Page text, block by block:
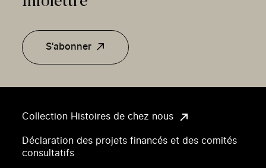
Collection Histoires de chez nous
Déclaration des projets financés et des comités
consultatifs
S'abonner